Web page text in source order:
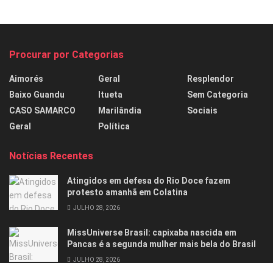
Procurar por Categorias
Aimorés
Baixo Guandu
CASO SAMARCO
Geral
Geral
Itueta
Marilândia
Política
Resplendor
Sem Categoria
Sociais
Notícias Recentes
Atingidos em defesa do Rio Doce fazem
protesto amanhã em Colatina
JULHO 28, 2026
MissUniverse Brasil: capixaba nascida em
Pancas é a segunda mulher mais bela do Brasil
JULHO 28, 2026